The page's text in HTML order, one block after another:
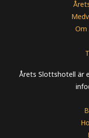
Om
Årets Slottshotell är